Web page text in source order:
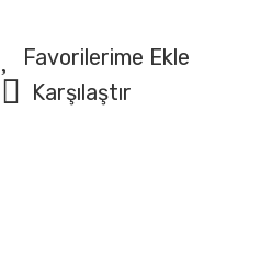
Karşılaştır